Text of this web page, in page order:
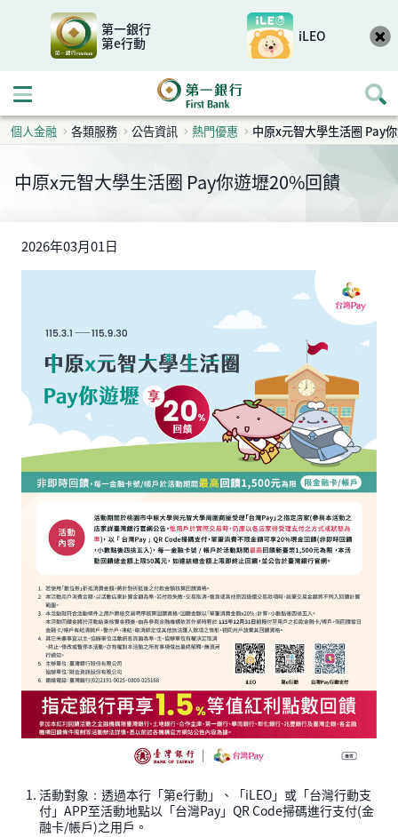
第一銀行
第e行動
iLEO
開啟行動選單
個人金融 各類服務 公告資訊 熱門優惠 中原x元智大學生活圈 Pay
中原x元智大學生活圈 Pay你遊壢20%回饋
2026年03月01日
活動對象：透過本行「第e行動」、「iLEO」或「台灣行動支
付」APP至活動地點以「台灣Pay」QR Code掃碼進行支付(金
融卡/帳戶)之用戶。